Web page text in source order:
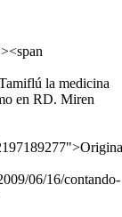
la medicina
en RD. Miren
06/16/contando-